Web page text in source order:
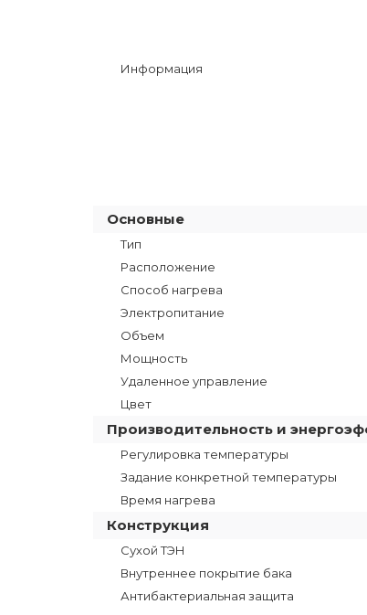
Информация
Основные
Тип
Расположение
Способ нагрева
Электропитание
Объем
Мощность
Удаленное управление
Цвет
Производительность и
Регулировка температуры
Задание конкретной температуры
Время нагрева
Конструкция
Сухой ТЭН
Внутреннее покрытие бака
Антибактериальная защита